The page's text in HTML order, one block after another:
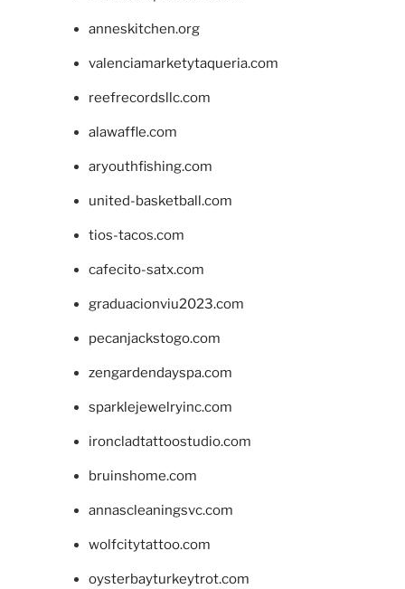
anneskitchen.org
valenciamarketytaqueria.com
reefrecordsllc.com
alawaffle.com
aryouthfishing.com
united-basketball.com
tios-tacos.com
cafecito-satx.com
graduacionviu2023.com
pecanjackstogo.com
zengardendayspa.com
sparklejewelryinc.com
ironcladtattoostudio.com
bruinshome.com
annascleaningsvc.com
wolfcitytattoo.com
oysterbayturkeytrot.com